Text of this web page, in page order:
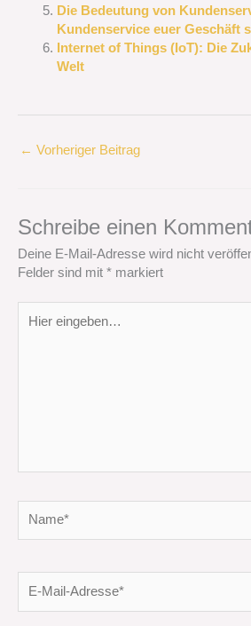
Die Bedeutung von
Kundenservice euer Geschäft
Internet of Things (IoT): Die
Welt
← Vorheriger Beitrag
Schreibe einen
Deine E-Mail-Adresse wird nicht
Felder sind mit * markiert
eingeben…
Mail-